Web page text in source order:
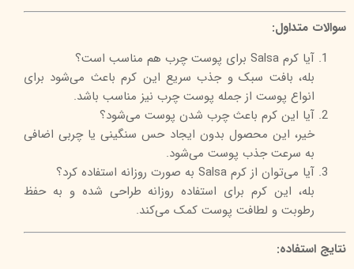
سوالات متداول:
آیا کرم Salsa برای پوست چرب هم مناسب است؟
بله، بافت سبک و جذب سریع این کرم باعث می‌شود برای
انواع پوست از جمله پوست چرب نیز مناسب باشد.
آیا این کرم باعث چرب شدن پوست می‌شود؟
خیر، این محصول بدون ایجاد حس سنگینی یا چربی اضافی
به سرعت جذب پوست می‌شود.
آیا می‌توان از کرم Salsa به صورت روزانه استفاده کرد؟
بله، این کرم برای استفاده روزانه طراحی شده و به حفظ
رطوبت و لطافت پوست کمک می‌کند.
نتایج استفاده: